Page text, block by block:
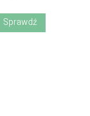
Sprawdź